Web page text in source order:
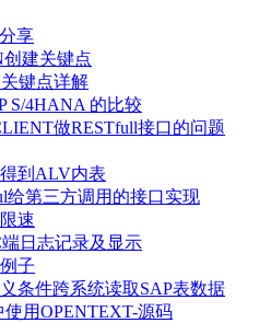
享
建关键点
键点详解
S/4HANA 的比较
做RESTfull接口的问题
到ALV内表
给第三方调用的接口实现
速
日志记录及显示
子
条件跨系统读取SAP表数据
使用OPENTEXT-源码